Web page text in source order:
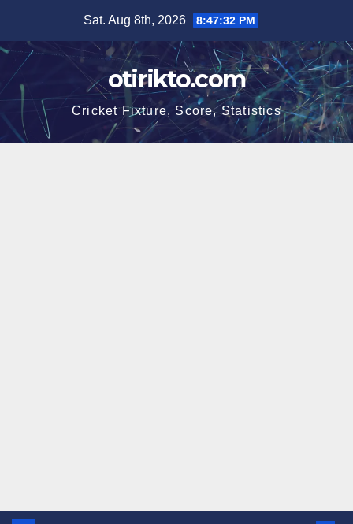
content
Sat. Aug 8th, 2026 8:47:32 PM
otirikto.com
Cricket Fixture, Score, Statistics